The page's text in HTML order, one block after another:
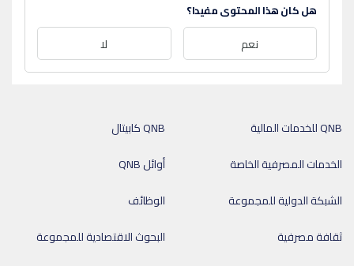
هل كان هذا المحتوى مفيدا؟
نعم لا
QNB كابيتال
QNB للخدمات المالية
أوائل QNB
الخدمات المصرفية الخاصة
الوظائف
الشبكة الدولية للمجموعة
البحوث الاقتصادية للمجموعة
ثقافة مصرفية